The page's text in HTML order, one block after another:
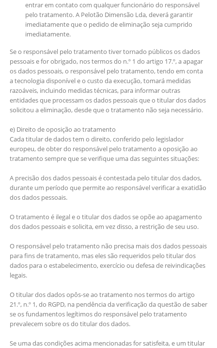
entrar em contato com qualquer funcionário do responsável
pelo tratamento. A Pelotão Dimensão Lda, deverá garantir
imediatamente que o pedido de eliminação seja cumprido
imediatamente.
Se o responsável pelo tratamento tiver tornado públicos os dados
pessoais e for obrigado, nos termos do n.º 1 do artigo 17.º, a apagar
os dados pessoais, o responsável pelo tratamento, tendo em conta
a tecnologia disponível e o custo da execução, tomará medidas
razoáveis, incluindo medidas técnicas, para informar outras
entidades que processam os dados pessoais que o titular dos dados
solicitou a eliminação, desde que o tratamento não seja necessário.
e) Direito de oposição ao tratamento
Cada titular de dados tem o direito, conferido pelo legislador
europeu, de obter do responsável pelo tratamento a oposição ao
tratamento sempre que se verifique uma das seguintes situações:
A precisão dos dados pessoais é contestada pelo titular dos dados,
durante um período que permite ao responsável verificar a exatidão
dos dados pessoais.
O tratamento é ilegal e o titular dos dados se opõe ao apagamento
dos dados pessoais e solicita, em vez disso, a restrição de seu uso.
O responsável pelo tratamento não precisa mais dos dados pessoais
para fins de tratamento, mas eles são requeridos pelo titular dos
dados para o estabelecimento, exercício ou defesa de reivindicações
legais.
O titular dos dados opôs-se ao tratamento nos termos do artigo
21.º, n.º 1, do RGPD, na pendência da verificação da questão de saber
se os fundamentos legítimos do responsável pelo tratamento
prevalecem sobre os do titular dos dados.
Se uma das condições acima mencionadas for satisfeita, e um titular